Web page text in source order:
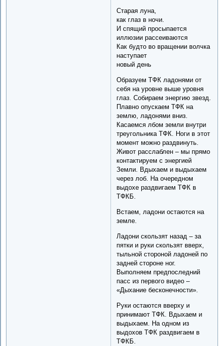
Старая луна,
как глаз в ночи.
И спящий просыпается
иллюзии рассеиваются
Как будто во вращении волчка
наступает
новый день
Образуем ТФК ладонями от
себя на уровне выше уровня
глаз. Собираем энергию звезд.
Плавно опускаем ТФК на
землю, ладонями вниз.
Касаемся лбом земли внутри
треугольника ТФК. Ноги в этот
момент можно раздвинуть.
Живот расслаблен – мы прямо
контактируем с энергией
Земли. Вдыхаем и выдыхаем
через лоб. На очередном
выдохе раздвигаем ТФК в
ТФКБ.
Встаем, ладони остаются на
земле.
Ладони скользят назад – за
пятки и руки скользят вверх,
тыльной стороной ладоней по
задней стороне ног.
Выполняем предпоследний
пасс из первого видео –
«Дыхание бесконечности».
Руки остаются вверху и
принимают ТФК. Вдыхаем и
выдыхаем. На одном из
выдохов ТФК раздвигаем в
ТФКБ.